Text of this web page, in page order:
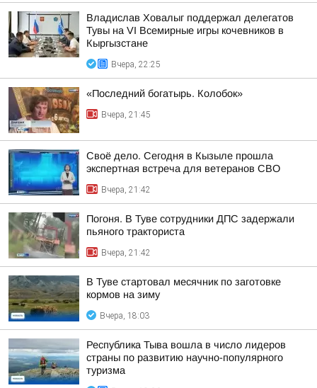
Владислав Ховалыг поддержал делегатов
Тувы на VI Всемирные игры кочевников в
Кыргызстане
Вчера, 22:25
«Последний богатырь. Колобок»
Вчера, 21:45
Своё дело. Сегодня в Кызыле прошла
экспертная встреча для ветеранов СВО
Вчера, 21:42
Погоня. В Туве сотрудники ДПС задержали
пьяного тракториста
Вчера, 21:42
В Туве стартовал месячник по заготовке
кормов на зиму
Вчера, 18:03
Республика Тыва вошла в число лидеров
страны по развитию научно-популярного
туризма